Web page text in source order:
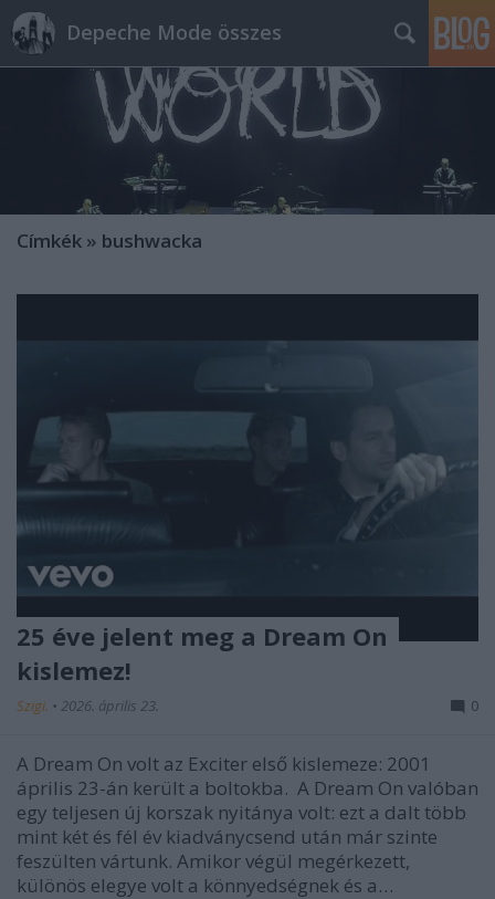
Depeche Mode összes
Címkék » bushwacka
25 éve jelent meg a Dream On
kislemez!
Szigi. • 2026. április 23. 0
A Dream On volt az Exciter első kislemeze: 2001
április 23-án került a boltokba. A Dream On valóban
egy teljesen új korszak nyitánya volt: ezt a dalt több
mint két és fél év kiadványcsend után már szinte
feszülten vártunk. Amikor végül megérkezett,
különös elegye volt a könnyedségnek és a…